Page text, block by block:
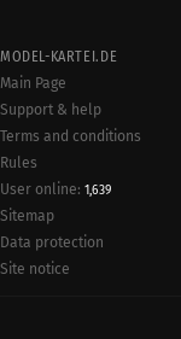
MODEL-KARTEI.DE
Main Page
Support & help
Terms and conditions
Rules
User online: 1,639
Sitemap
Data protection
Site notice